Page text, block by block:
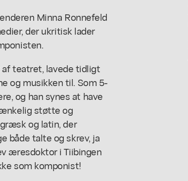
Minna Ronnefeld
der ukritisk lader
teatret, lavede tidligt
og musikken til. Som 5-
og han synes at have
støtte og
og latin, der
både talte og skrev, ja
æresdoktor i Tiibingen
som komponist!